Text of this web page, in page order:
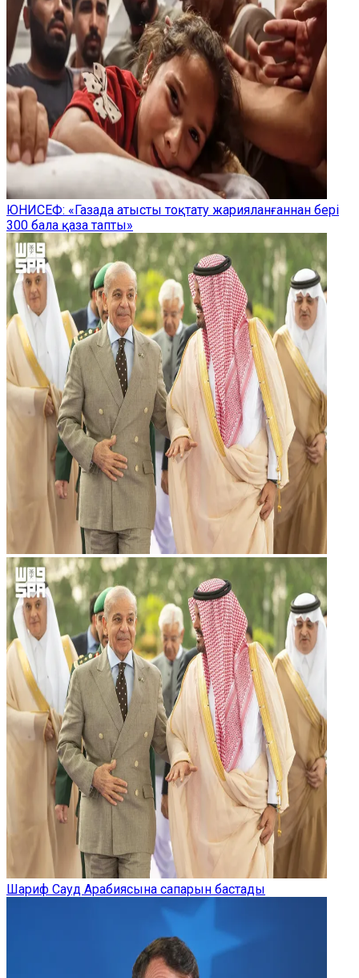
ЮНИСЕФ: «Газада атысты тоқтату жарияланғаннан бері
300 бала қаза тапты»
Шариф Сауд Арабиясына сапарын бастады